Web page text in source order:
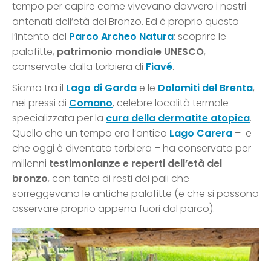
tempo per capire come vivevano davvero i nostri
antenati dell’età del Bronzo. Ed è proprio questo
l’intento del Parco Archeo Natura: scoprire le
palafitte, patrimonio mondiale UNESCO,
conservate dalla torbiera di Fiavé.
Siamo tra il Lago di Garda e le Dolomiti del Brenta,
nei pressi di Comano, celebre località termale
specializzata per la cura della dermatite atopica.
Quello che un tempo era l’antico Lago Carera – e
che oggi è diventato torbiera – ha conservato per
millenni testimonianze e reperti dell’età del
bronzo, con tanto di resti dei pali che
sorreggevano le antiche palafitte (e che si possono
osservare proprio appena fuori dal parco).